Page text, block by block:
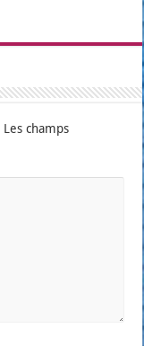
Les champs